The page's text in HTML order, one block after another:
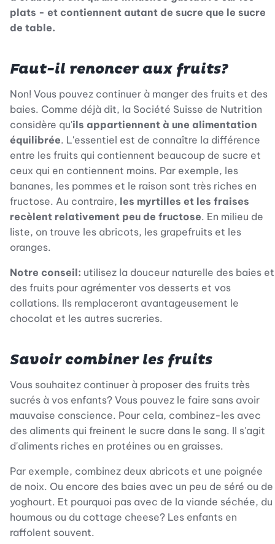
plats - et contiennent autant de sucre que le sucre
de table.
Faut-il renoncer aux fruits?
Non! Vous pouvez continuer à manger des fruits et des
baies. Comme déjà dit, la Société Suisse de Nutrition
considère qu'ils appartiennent à une alimentation
équilibrée. L'essentiel est de connaître la différence
entre les fruits qui contiennent beaucoup de sucre et
ceux qui en contiennent moins. Par exemple, les
bananes, les pommes et le raison sont très riches en
fructose. Au contraire, les myrtilles et les fraises
recèlent relativement peu de fructose. En milieu de
liste, on trouve les abricots, les grapefruits et les
oranges.
Notre conseil: utilisez la douceur naturelle des baies et
des fruits pour agrémenter vos desserts et vos
collations. Ils remplaceront avantageusement le
chocolat et les autres sucreries.
Savoir combiner les fruits
Vous souhaitez continuer à proposer des fruits très
sucrés à vos enfants? Vous pouvez le faire sans avoir
mauvaise conscience. Pour cela, combinez-les avec
des aliments qui freinent le sucre dans le sang. Il s'agit
d'aliments riches en protéines ou en graisses.
Par exemple, combinez deux abricots et une poignée
de noix. Ou encore des baies avec un peu de séré ou de
yoghourt. Et pourquoi pas avec de la viande séchée, du
houmous ou du cottage cheese? Les enfants en
raffolent souvent.